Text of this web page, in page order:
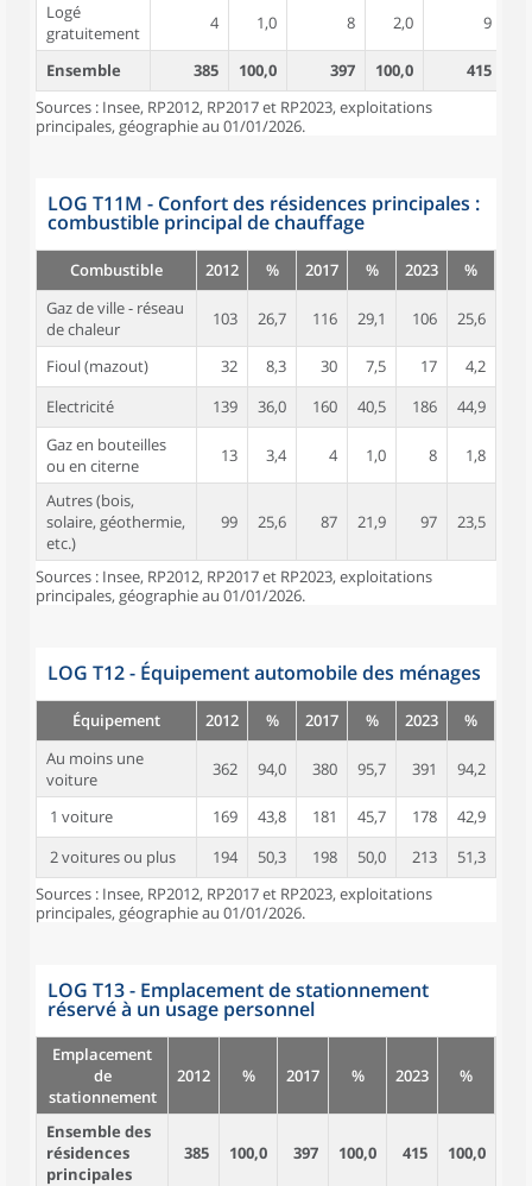
Logé
gratuitement
4 1,0 8 2,0 9
Ensemble 385 100,0 397 100,0 415
Sources : Insee, RP2012, RP2017 et RP2023, exploitations
principales, géographie au 01/01/2026.
LOG T11M - Confort des résidences principales :
combustible principal de chauffage
Combustible 2012 % 2017 % 2023
%
Gaz de ville - réseau
de chaleur
103 26,7 116 29,1 106 25,6
Fioul (mazout) 32 8,3 30 7,5 17
4,2
Electricité
139 36,0 160 40,5 186
44,9
Gaz en bouteilles
ou en citerne
13 3,4 4 1,0 8 1,8
Autres (bois,
solaire, géothermie,
etc.)
99 25,6 87 21,9 97 23,5
Sources : Insee, RP2012, RP2017 et RP2023, exploitations
principales, géographie au 01/01/2026.
LOG T12 - Équipement automobile des ménages
Équipement 2012 % 2017 % 2023
%
Au moins une
voiture
362 94,0 380 95,7 391 94,2
1 voiture 169 43,8 181 45,7 178
42,9
2 voitures ou plus
194 50,3 198 50,0 213
51,3
Sources : Insee, RP2012, RP2017 et RP2023, exploitations
principales, géographie au 01/01/2026.
LOG T13 - Emplacement de stationnement
réservé à un usage personnel
Emplacement
de
stationnement
2012 % 2017 % 2023 %
Ensemble des
résidences
principales
385 100,0 397 100,0 415 100,0